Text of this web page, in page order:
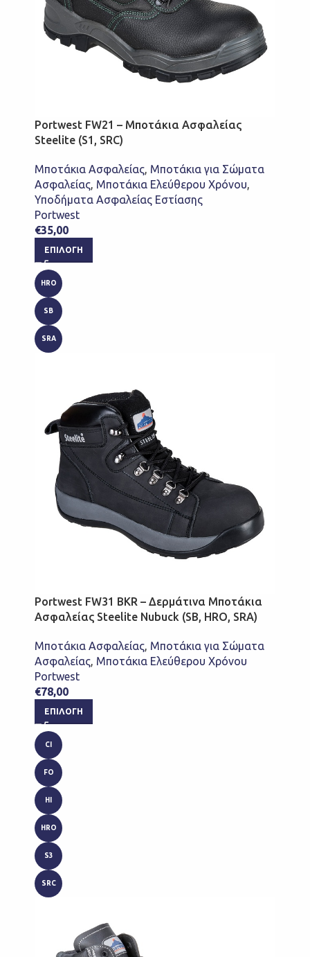
Portwest FW21 – Μποτάκια Ασφαλείας
Steelite (S1, SRC)
Μποτάκια Ασφαλείας, Μποτάκια για Σώματα
Ασφαλείας, Μποτάκια Ελεύθερου Χρόνου,
Υποδήματα Ασφαλείας Εστίασης
Portwest
€35,00
ΕΠΙΛΟΓΉ
HRO
SB
SRA
Portwest FW31 BKR – Δερμάτινα Μποτάκια
Ασφαλείας Steelite Nubuck (SB, HRO, SRA)
Μποτάκια Ασφαλείας, Μποτάκια για Σώματα
Ασφαλείας, Μποτάκια Ελεύθερου Χρόνου
Portwest
€78,00
ΕΠΙΛΟΓΉ
CI
FO
HI
HRO
S3
SRC